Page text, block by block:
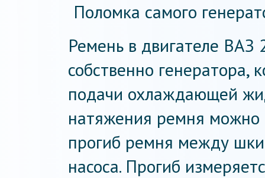
Поломка самого
Ремень в двигателе ВАЗ
собственно генератора,
подачи охлаждающей
натяжения ремня можно
прогиб ремня между
насоса. Прогиб